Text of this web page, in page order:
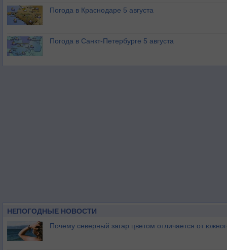
Погода в Краснодаре 5 августа
Погода в Санкт-Петербурге 5 августа
НЕПОГОДНЫЕ НОВОСТИ
Почему северный загар цветом отличается от